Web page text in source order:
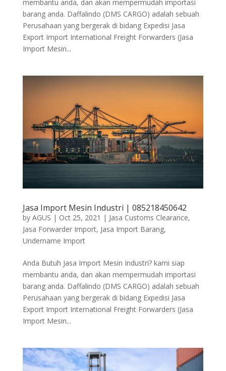
membantu anda, dan akan mempermudah importasi
barang anda. Daffalindo (DMS CARGO) adalah sebuah
Perusahaan yang bergerak di bidang Expedisi Jasa
Export Import International Freight Forwarders (Jasa
Import Mesin...
Jasa Import Mesin Industri | 085218450642
by AGUS | Oct 25, 2021 | Jasa Customs Clearance,
Jasa Forwarder Import, Jasa Import Barang,
Undername Import
Anda Butuh Jasa Import Mesin Industri? kami siap
membantu anda, dan akan mempermudah importasi
barang anda. Daffalindo (DMS CARGO) adalah sebuah
Perusahaan yang bergerak di bidang Expedisi Jasa
Export Import International Freight Forwarders (Jasa
Import Mesin...